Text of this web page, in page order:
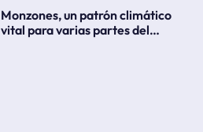
Monzones, un patrón climático
vital para varias partes del